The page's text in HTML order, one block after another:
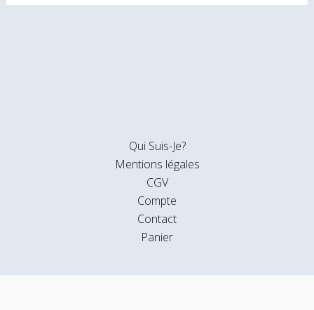
Qui Suis-Je?
Mentions légales
CGV
Compte
Contact
Panier